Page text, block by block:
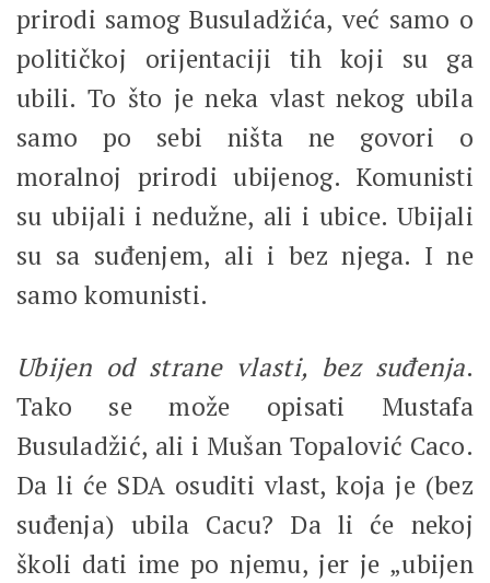
prirodi samog Busuladžića, već samo o
političkoj orijentaciji tih koji su ga
ubili. To što je neka vlast nekog ubila
samo po sebi ništa ne govori o
moralnoj prirodi ubijenog. Komunisti
su ubijali i nedužne, ali i ubice. Ubijali
su sa suđenjem, ali i bez njega. I ne
samo komunisti.
Ubijen od strane vlasti, bez suđenja.
Tako se može opisati Mustafa
Busuladžić, ali i Mušan Topalović Caco.
Da li će SDA osuditi vlast, koja je (bez
suđenja) ubila Cacu? Da li će nekoj
školi dati ime po njemu, jer je „ubijen